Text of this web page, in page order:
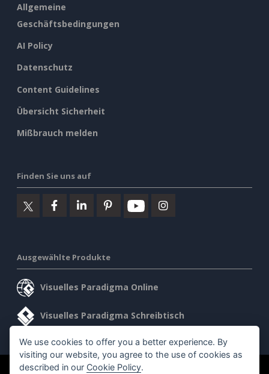
Allgemeine
Geschäftsbedingungen
AI Policy
Datenschutz
Content Guidelines
Übersicht Sicherheit
Mißbrauch melden
Finden Sie uns auf
Ausgewählte Produkte
Visuelles Paradigma Online
Visuelles Paradigma Schreibtisch
We use cookies to offer you a better experience. By
visiting our website, you agree to the use of cookies as
described in our Cookie Policy.